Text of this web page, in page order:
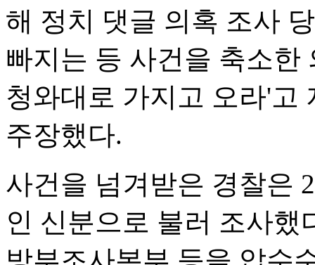
해 정치 댓글 의혹 조사
빠지는 등 사건을 축소한
청와대로 가지고 오라'고
주장했다.
사건을 넘겨받은 경찰은
인 신분으로 불러 조사했